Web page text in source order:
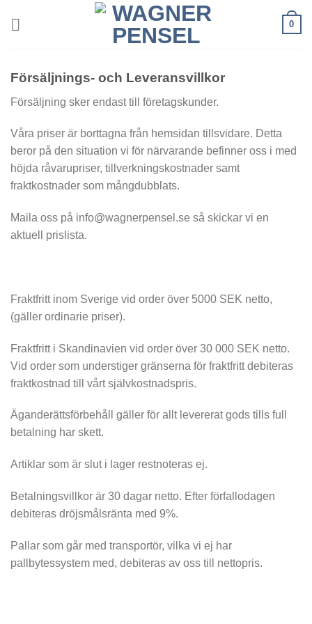
0
Försäljnings- och Leveransvillkor
Försäljning sker endast till företagskunder.
Våra priser är borttagna från hemsidan tillsvidare. Detta
beror på den situation vi för närvarande befinner oss i med
höjda råvarupriser, tillverkningskostnader samt
fraktkostnader som mångdubblats.
Maila oss på info@wagnerpensel.se så skickar vi en
aktuell prislista.
Fraktfritt inom Sverige vid order över 5000 SEK netto,
(gäller ordinarie priser).
Fraktfritt i Skandinavien vid order över 30 000 SEK netto.
Vid order som understiger gränserna för fraktfritt debiteras
fraktkostnad till vårt självkostnadspris.
Äganderättsförbehåll gäller för allt levererat gods tills full
betalning har skett.
Artiklar som är slut i lager restnoteras ej.
Betalningsvillkor är 30 dagar netto. Efter förfallodagen
debiteras dröjsmålsränta med 9%.
Pallar som går med transportör, vilka vi ej har
pallbytessystem med, debiteras av oss till nettopris.